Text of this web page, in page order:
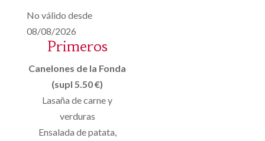
No válido desde
08/08/2026
Primeros
Canelones de la Fonda
(supl 5.50 €)
Lasaña de carne y
verduras
Ensalada de patata,